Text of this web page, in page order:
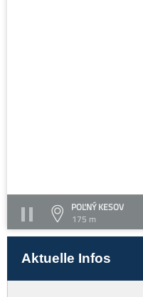
POĽNÝ KESOV
175 m
Aktuelle Infos